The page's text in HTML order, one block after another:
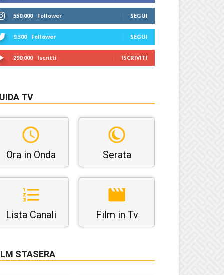
550,000 Follower SEGUI
9,300 Follower SEGUI
290,000 Iscritti ISCRIVITI
TV
Ora in Onda Serata
Lista Canali Film in Tv
STASERA